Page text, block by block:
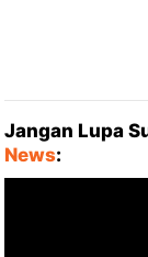
Jangan Lupa
News: